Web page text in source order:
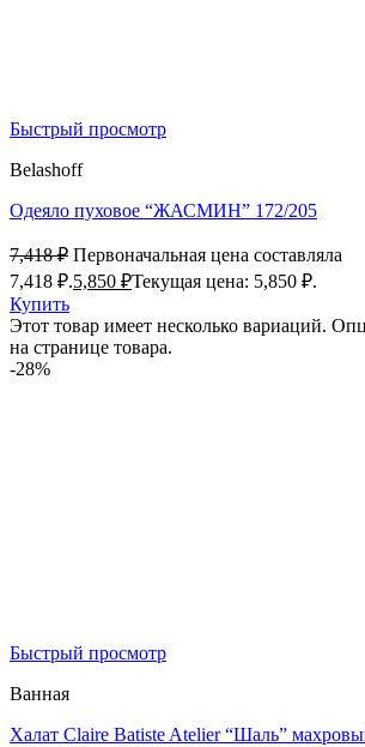
Быстрый просмотр
Belashoff
Одеяло пуховое “ЖАСМИН” 172/205
7,418₽ Первоначальная цена составляла
7,418 ₽.5,850 ₽Текущая цена: 5,850 ₽.
Купить
Этот товар имеет несколько вариаций.
на странице товара.
-28%
Быстрый просмотр
Ванная
Халат Claire Batiste Atelier “Шаль”